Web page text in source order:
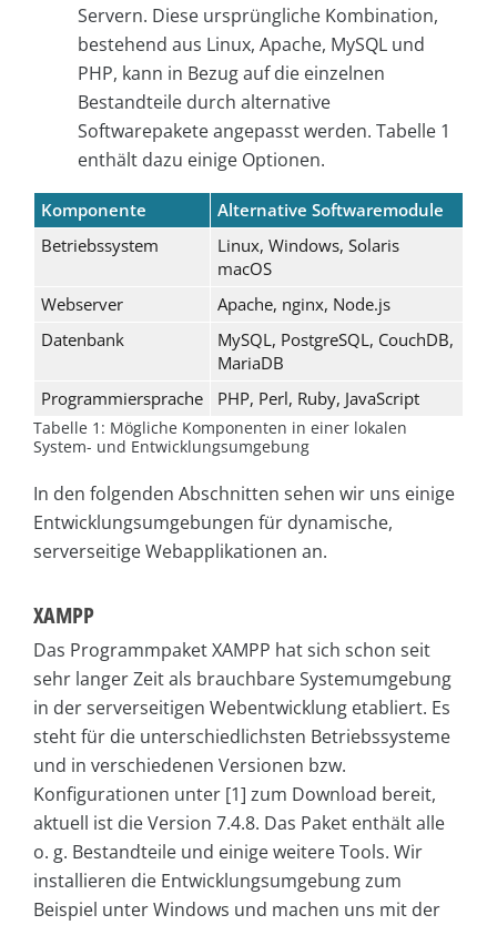
Servern. Diese ursprüngliche Kombination,
bestehend aus Linux, Apache, MySQL und
PHP, kann in Bezug auf die einzelnen
Bestandteile durch alternative
Softwarepakete angepasst werden. Tabelle 1
enthält dazu einige Optionen.
Komponente
Alternative Softwaremodule
Betriebssystem
Linux, Windows, Solaris
macOS
Webserver
Apache, nginx, Node.js
Datenbank
MySQL, PostgreSQL, CouchDB,
MariaDB
Programmiersprache
PHP, Perl, Ruby, JavaScript
Tabelle 1: Mögliche Komponenten in einer lokalen
System- und Entwicklungsumgebung
In den folgenden Abschnitten sehen wir uns einige
Entwicklungsumgebungen für dynamische,
serverseitige Webapplikationen an.
XAMPP
Das Programmpaket XAMPP hat sich schon seit
sehr langer Zeit als brauchbare Systemumgebung
in der serverseitigen Webentwicklung etabliert. Es
steht für die unterschiedlichsten Betriebssysteme
und in verschiedenen Versionen bzw.
Konfigurationen unter [1] zum Download bereit,
aktuell ist die Version 7.4.8. Das Paket enthält alle
o. g. Bestandteile und einige weitere Tools. Wir
installieren die Entwicklungsumgebung zum
Beispiel unter Windows und machen uns mit der